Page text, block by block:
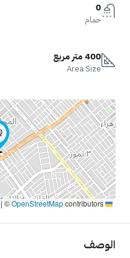
0
حمام
400 متر مربع
Area Size
|©OpenStreetMapcontributors
الوصف